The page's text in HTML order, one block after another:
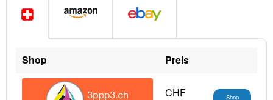
Shop Preis
CHF
Shop